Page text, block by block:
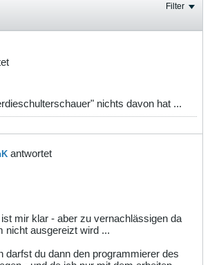
Filter
nichts davon hat ...
antwortet
mir klar - aber zu vernachlässigen da
nicht ausgereizt wird ...
darfst du dann den programmierer des